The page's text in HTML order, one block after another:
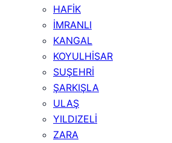
HAFİK
İMRANLI
KANGAL
KOYULHİSAR
SUŞEHRİ
ŞARKIŞLA
ULAŞ
YILDIZELİ
ZARA